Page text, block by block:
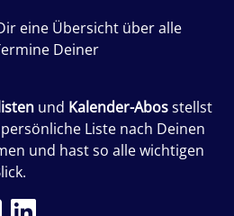
eine Übersicht über alle
Deiner
und Kalender-Abosstellst
Liste nach Deinen
und hast so alle wichtigen